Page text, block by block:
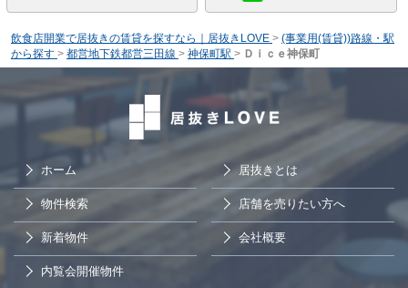
飲食店開業で居抜きの賃貸を探すなら｜居抜きLOVE > (事業用(賃貸))路線・駅
から探す > 都営地下鉄都営三田線 > 神保町駅 > Ｄｉｃｅ神保町
ホーム 居抜きとは
物件検索 店舗を売りたい方へ
新着物件 会社概要
内覧会開催物件